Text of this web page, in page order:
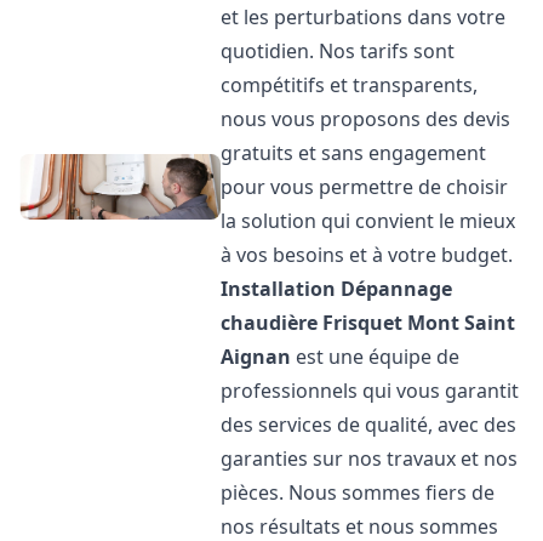
et les perturbations dans votre
quotidien. Nos tarifs sont
compétitifs et transparents,
nous vous proposons des devis
gratuits et sans engagement
pour vous permettre de choisir
la solution qui convient le mieux
à vos besoins et à votre budget.
Installation Dépannage
chaudière Frisquet Mont Saint
Aignan est une équipe de
professionnels qui vous garantit
des services de qualité, avec des
garanties sur nos travaux et nos
pièces. Nous sommes fiers de
nos résultats et nous sommes